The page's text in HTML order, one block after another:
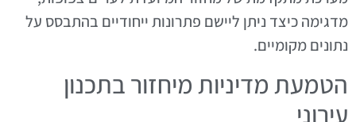
מדגימה כיצד ניתן ליישם פתרונות ייחודיים בהתבסס על
נתונים מקומיים.
הטמעת מדיניות מיחזור בתכנון
עירוני